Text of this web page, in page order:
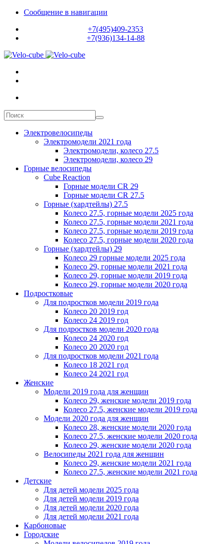
Сообщение в навигации
+7(495)409-2353
+7(936)134-14-88
Электровелосипеды
Электромодели 2021 года
Электромодели, колесо 27.5
Электромодели, колесо 29
Горные велосипеды
Cube Reaction
Горные модели CR 29
Горные модели CR 27.5
Горные (хардтейлы) 27.5
Колесо 27.5, горные модели 2025 года
Колесо 27.5, горные модели 2021 года
Колесо 27.5, горные модели 2019 года
Колесо 27.5, горные модели 2020 года
Горные (хардтейлы) 29
Колесо 29 горные модели 2025 года
Колесо 29, горные модели 2021 года
Колесо 29, горные модели 2019 года
Колесо 29, горные модели 2020 года
Подростковые
Для подростков модели 2019 года
Колесо 20 2019 год
Колесо 24 2019 год
Для подростков модели 2020 года
Колесо 24 2020 год
Колесо 20 2020 год
Для подростков модели 2021 года
Колесо 18 2021 год
Колесо 24 2021 год
Женскиe
Модели 2019 года для женщин
Колесо 29, женские модели 2019 года
Колесо 27.5, женские модели 2019 года
Модели 2020 года для женщин
Колесо 28, женские модели 2020 года
Колесо 27.5, женские модели 2020 года
Колесо 29, женские модели 2020 года
Велосипеды 2021 года для женщин
Колесо 29, женские модели 2021 года
Колесо 27.5, женские модели 2021 года
Детские
Для детей модели 2025 года
Для детей модели 2019 года
Для детей модели 2020 года
Для детей модели 2021 года
Карбоновые
Городские